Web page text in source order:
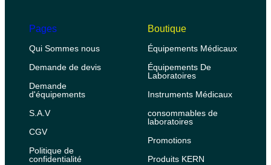
Pages
Qui Sommes nous
Demande de devis
Demande
d'équipements
S.A.V
CGV
Politique de
confidentialité
Boutique
Équipements Médicaux
Équipements De
Laboratoires
Instruments Médicaux
consommables de
laboratoires
Promotions
Produits KERN